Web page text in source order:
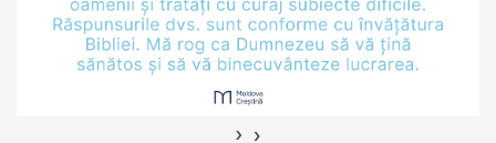
de luptă împotriva
acestei
pandemii. Pe parcursul
‹ ›